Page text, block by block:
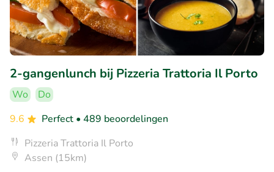
2-gangenlunch bij Pizzeria Trattoria Il Porto
Wo
Do
9.6
Perfect • 489 beoordelingen
Pizzeria Trattoria Il Porto
Assen (15km)